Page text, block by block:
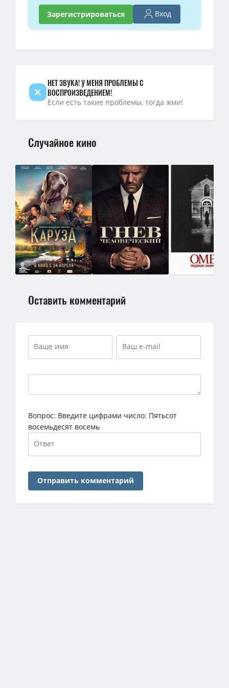
1080p — Претенденты / Challengers (2024) WEB-DL 1080p от
4K — Претенденты / Challengers (Лука Гуаданьино / Luca
Претенденты / Challengers (2024) WEB-DLRip от New-Team | P |
Зарегистрироваться Вход
НЕТ ЗВУКА! У МЕНЯ ПРОБЛЕМЫ С
ВОСПРОИЗВЕДЕНИЕМ!
Если есть такие проблемы, тогда жми!
Случайное кино
Оставить комментарий
Вопрос: Введите цифрами число: Пятьсот
восемьдесят восемь
Отправить комментарий